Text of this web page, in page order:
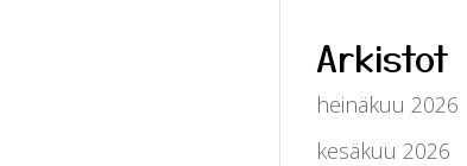
Arkistot
heinäkuu 2026
kesäkuu 2026